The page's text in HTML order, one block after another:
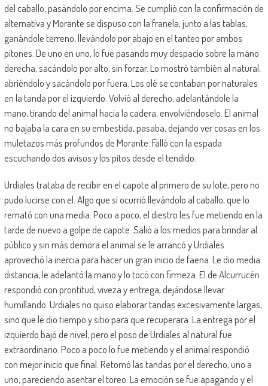
del caballo, pasándolo por encima. Se cumplió con la confirmación de
alternativa y Morante se dispuso con la franela, junto a las tablas,
ganándole terreno, llevándolo por abajo en el tanteo por ambos
pitones. De uno en uno, lo fue pasando muy despacio sobre la mano
derecha, sacándolo por alto, sin forzar. Lo mostró también al natural,
abriéndolo y sacándolo por fuera. Los olé se contaban por naturales
en la tanda por el izquierdo. Volvió al derecho, adelantándole la
mano, tirando del animal hacia la cadera, envolviéndoselo. El animal
no bajaba la cara en su embestida, pasaba, dejando ver cosas en los
muletazos más profundos de Morante. Falló con la espada
escuchando dos avisos y los pitos desde el tendido.
Urdiales trataba de recibir en el capote al primero de su lote, pero no
pudo lucirse con el. Algo que sí ocurrió llevándolo al caballo, que lo
remató con una media. Poco a poco, el diestro les fue metiendo en la
tarde de nuevo a golpe de capote. Salió a los medios para brindar al
público y sin más demora el animal se le arrancó y Urdiales
aprovechó la inercia para hacer un gran inicio de faena. Le dio media
distancia, le adelantó la mano y lo tocó con firmeza. El de Alcurrucén
respondió con prontitud, viveza y entrega, dejándose llevar
humillando. Urdiales no quiso elaborar tandas excesivamente largas,
sino que le dio tiempo y sitio para que recuperara. La entrega por el
izquierdo bajó de nivel, pero el poso de Urdiales al natural fue
extraordinario. Poco a poco lo fue metiendo y el animal respondió
con mejor inicio que final. Retomó las tandas por el derecho, uno a
uno, pareciendo asentar el toreo. La emoción se fue apagando y el